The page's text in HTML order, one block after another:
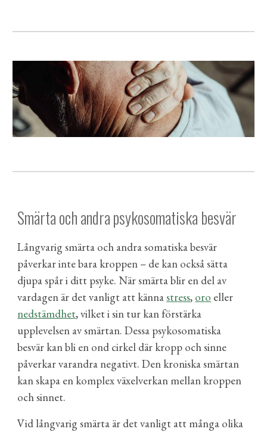
Smärta och andra psykosomatiska besvär
Långvarig smärta och andra somatiska besvär
påverkar inte bara kroppen – de kan också sätta
djupa spår i ditt psyke. När smärta blir en del av
vardagen är det vanligt att kännastress, oro eller
nedstämdhet, vilket i sin tur kan förstärka
upplevelsen av smärtan. Dessa psykosomatiska
besvär kan bli en ond cirkel där kropp och sinne
påverkar varandra negativt. Den kroniska smärtan
kan skapa en komplex växelverkan mellan kroppen
och sinnet.
Vid långvarig smärta är det vanligt att många olika